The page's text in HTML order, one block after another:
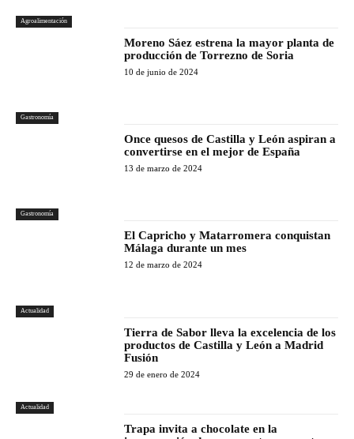
Agroalimentación
Gastronomía
Moreno Sáez estrena la mayor planta de
producción de Torrezno de Soria
10 de junio de 2024
Gastronomía
Once quesos de Castilla y León aspiran a
convertirse en el mejor de España
13 de marzo de 2024
Actualidad
El Capricho y Matarromera conquistan
Málaga durante un mes
12 de marzo de 2024
Actualidad
Tierra de Sabor lleva la excelencia de los
productos de Castilla y León a Madrid
Fusión
29 de enero de 2024
Trapa invita a chocolate en la